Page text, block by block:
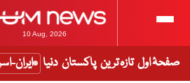
10 Aug, 2026
صفحۂ اول تازہ ترین پاکستان دنیا ایران-